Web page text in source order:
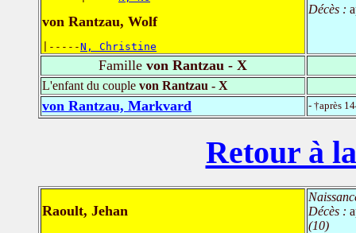
von Rantzau, Wolf
|-----N, Christine
Décès :
Famille von Rantzau - X
L'enfant du couple von Rantzau - X
von Rantzau, Markvard - †après
Retour à
Raoult, Jehan
Décès :
(10)